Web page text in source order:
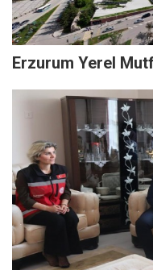
Erzurum Yerel